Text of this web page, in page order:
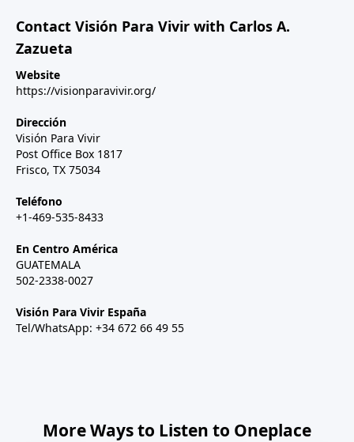
Contact Visión Para Vivir with Carlos A.
Zazueta
Website
https://visionparavivir.org/
Dirección
Visión Para Vivir
Post Office Box 1817
Frisco, TX 75034
Teléfono
+1-469-535-8433
En Centro América
GUATEMALA
502-2338-0027
Visión Para Vivir España
Tel/WhatsApp: +34 672 66 49 55
More Ways to Listen to Oneplace